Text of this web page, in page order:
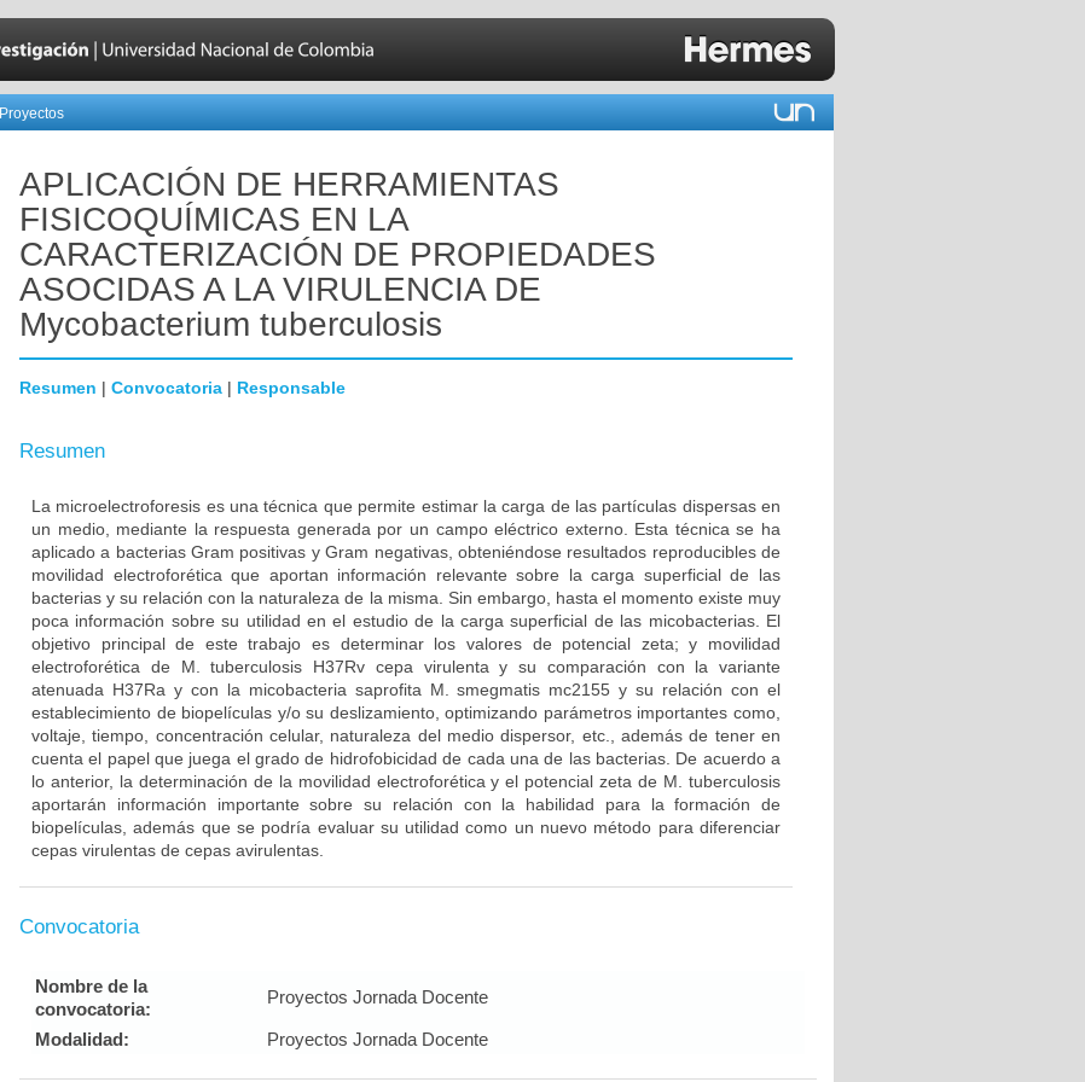
Proyectos
APLICACIÓN DE HERRAMIENTAS
FISICOQUÍMICAS EN LA
CARACTERIZACIÓN DE PROPIEDADES
ASOCIDAS A LA VIRULENCIA DE
Mycobacterium tuberculosis
Resumen | Convocatoria | Responsable
Resumen
La microelectroforesis es una técnica que permite estimar la carga de las partículas dispersas en
un medio, mediante la respuesta generada por un campo eléctrico externo. Esta técnica se ha
aplicado a bacterias Gram positivas y Gram negativas, obteniéndose resultados reproducibles de
movilidad electroforética que aportan información relevante sobre la carga superficial de las
bacterias y su relación con la naturaleza de la misma. Sin embargo, hasta el momento existe muy
poca información sobre su utilidad en el estudio de la carga superficial de las micobacterias. El
objetivo principal de este trabajo es determinar los valores de potencial zeta; y movilidad
electroforética de M. tuberculosis H37Rv cepa virulenta y su comparación con la variante
atenuada H37Ra y con la micobacteria saprofita M. smegmatis mc2155 y su relación con el
establecimiento de biopelículas y/o su deslizamiento, optimizando parámetros importantes como,
voltaje, tiempo, concentración celular, naturaleza del medio dispersor, etc., además de tener en
cuenta el papel que juega el grado de hidrofobicidad de cada una de las bacterias. De acuerdo a
lo anterior, la determinación de la movilidad electroforética y el potencial zeta de M. tuberculosis
aportarán información importante sobre su relación con la habilidad para la formación de
biopelículas, además que se podría evaluar su utilidad como un nuevo método para diferenciar
cepas virulentas de cepas avirulentas.
Convocatoria
Nombre de la
convocatoria:
Proyectos Jornada Docente
Modalidad: Proyectos Jornada Docente